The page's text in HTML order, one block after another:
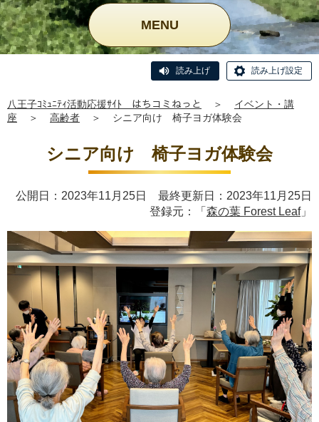
MENU
読み上げ 読み上げ設定
八王子ｺﾐｭﾆﾃｨ活動応援ｻｲﾄ はちコミねっと ＞
イベント・講
座
＞ 高齢者 ＞ シニア向け 椅子ヨガ体験会
シニア向け 椅子ヨガ体験会
公開日：2023年11月25日 最終更新日：2023年11月25日
登録元：「 森の葉 Forest Leaf」